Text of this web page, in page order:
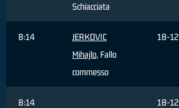
Schiacciata
8:14
JERKOVIC
Mihajlo, Fallo
commesso
18-12
8:14 18-12